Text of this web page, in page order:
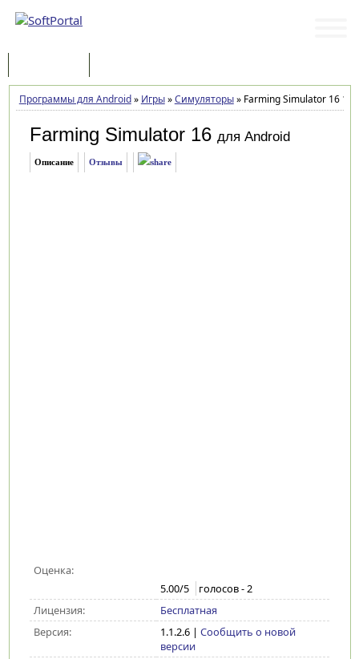
Программы для Android» Игры»Симуляторы»Farming Simulator 16
Farming Simulator 16 для Android
Описание Отзывы
Оценка:
5.00/5 голосов -2
Лицензия:
Бесплатная
Версия:
1.1.2.6| Сообщить о новой
версии